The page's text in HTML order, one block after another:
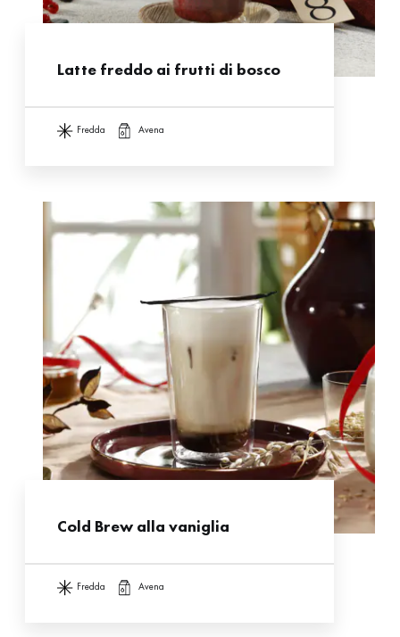
Latte freddo ai frutti di bosco
fredda avena
Cold Brew alla vaniglia
fredda avena